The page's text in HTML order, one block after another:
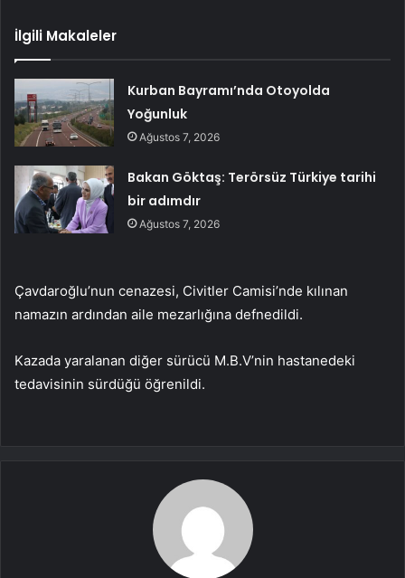
İlgili Makaleler
Kurban Bayramı’nda Otoyolda
Yoğunluk
Ağustos 7, 2026
Bakan Göktaş: Terörsüz Türkiye tarihi
bir adımdır
Ağustos 7, 2026
Çavdaroğlu’nun cenazesi, Civitler Camisi’nde kılınan
namazın ardından aile mezarlığına defnedildi.
Kazada yaralanan diğer sürücü M.B.V’nin hastanedeki
tedavisinin sürdüğü öğrenildi.